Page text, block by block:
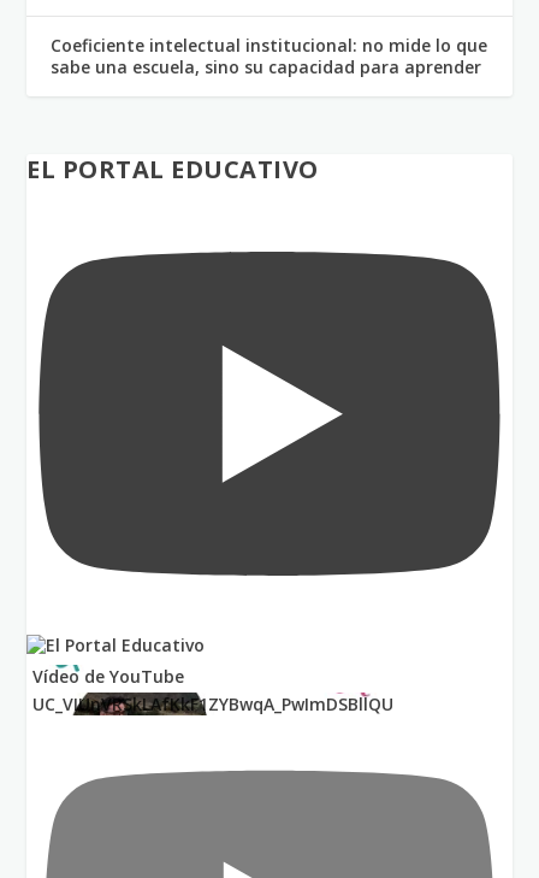
Coeficiente intelectual institucional: no mide lo que
sabe una escuela, sino su capacidad para aprender
EL PORTAL EDUCATIVO
Vídeo de YouTube
UC_VIUnVRSkLAfKkF1ZYBwqA_PwImDSBllQU